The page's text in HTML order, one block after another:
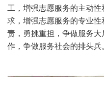
工，增强志愿服务的主动
求，增强志愿服务的专业
责，勇挑重担，争做服务
作，争做服务社会的排头兵